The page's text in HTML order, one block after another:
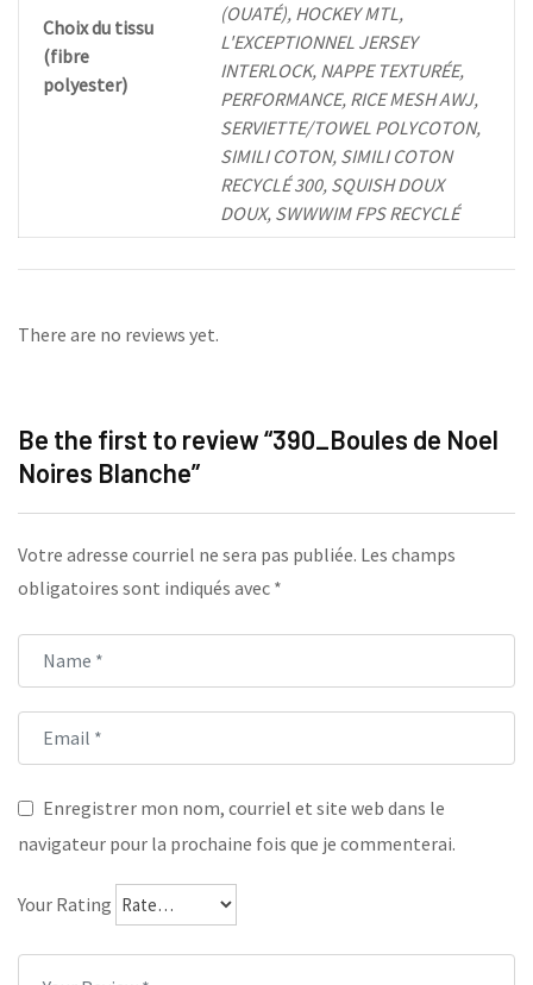
Choix du tissu
(fibre
polyester)
(OUATÉ), HOCKEY MTL,
L'EXCEPTIONNEL JERSEY
INTERLOCK, NAPPE TEXTURÉE,
PERFORMANCE, RICE MESH AWJ,
SERVIETTE/TOWEL POLYCOTON,
SIMILI COTON, SIMILI COTON
RECYCLÉ 300, SQUISH DOUX
DOUX, SWWWIM FPS RECYCLÉ
There are no reviews yet.
Be the first to review “390_Boules de Noel
Noires Blanche”
Votre adresse courriel ne sera pas publiée. Les champs
obligatoires sont indiqués avec *
Enregistrer mon nom, courriel et site web dans le
navigateur pour la prochaine fois que je commenterai.
Your Rating